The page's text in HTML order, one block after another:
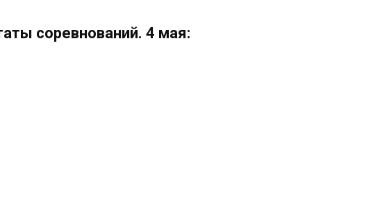
соревнований. 4 мая: